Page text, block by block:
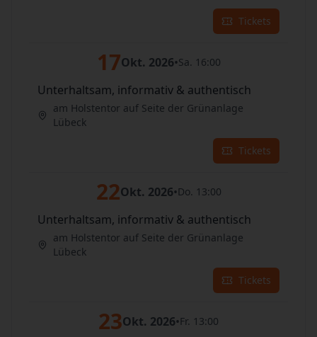
Tickets
17Okt. 2026•Sa. 16:00
Unterhaltsam, informativ & authentisch
am Holstentor auf Seite der Grünanlage
Lübeck
Tickets
22Okt. 2026•Do. 13:00
Unterhaltsam, informativ & authentisch
am Holstentor auf Seite der Grünanlage
Lübeck
Tickets
23Okt. 2026•Fr. 13:00